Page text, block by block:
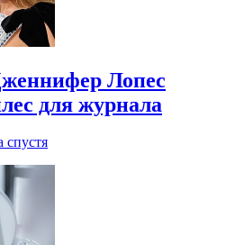
Лопес
для журнала
спустя